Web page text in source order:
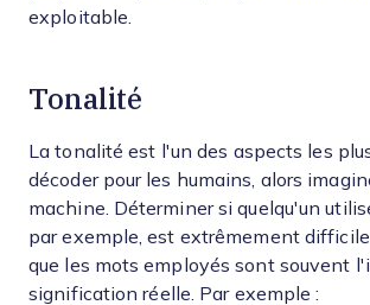
exploitable.
Tonalité
La tonalité est l'un des aspects les
décoder pour les humains, alors
machine. Déterminer si quelqu'un
par exemple, est extrêmement
que les mots employés sont souvent
signification réelle. Par exemple :